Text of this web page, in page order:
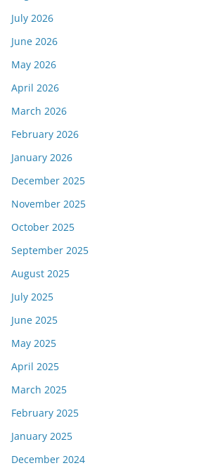
July 2026
June 2026
May 2026
April 2026
March 2026
February 2026
January 2026
December 2025
November 2025
October 2025
September 2025
August 2025
July 2025
June 2025
May 2025
April 2025
March 2025
February 2025
January 2025
December 2024